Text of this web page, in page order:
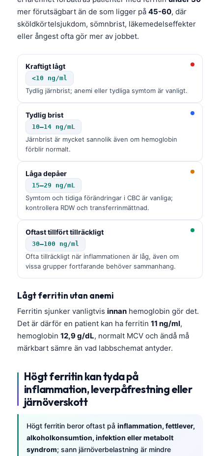
mer förutsägbart än de som ligger på 45-60, där
sköldkörtelsjukdom, sömnbrist, läkemedelseffekter
eller ångest ofta gör mer av jobbet.
Kraftigt lågt
<10 ng/ml
Tydlig järnbrist; anemi eller tydliga symtom är vanligt.
Tydlig brist
10–14 ng/mL
Järnbrist är mycket sannolik även om hemoglobin
förblir normalt.
Låga depåer
15–29 ng/mL
Symtom och tidiga förändringar i CBC är vanliga;
kontrollera RDW och transferrinmättnad.
Oftast tillfört tillräckligt
30–100 ng/ml
Ofta tillräckligt när inflammationen är låg, även om
vissa grupper fortfarande behöver sammanhang.
Lågt ferritin utan anemi
Ferritin sjunker vanligtvis innan hemoglobin gör det.
Det är därför en patient kan ha ferritin 11 ng/ml,
hemoglobin 12,9 g/dL, normalt MCV och ändå må
märkbart sämre än vad labbschemat antyder.
Högt ferritin kan tyda på
inflammation, leverpåfrestning eller
järnöverskott
Högt ferritin beror oftast på inflammation, fettlever,
alkoholkonsumtion, infektion eller metabolt
syndrom; sann järnöverbelastning är mindre